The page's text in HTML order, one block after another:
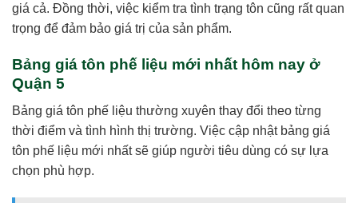
giá cả. Đồng thời, việc kiểm tra tình trạng tôn cũng rất quan
trọng để đảm bảo giá trị của sản phẩm.
Bảng giá tôn phế liệu mới nhất hôm nay ở
Quận 5
Bảng giá tôn phế liệu thường xuyên thay đổi theo từng
thời điểm và tình hình thị trường. Việc cập nhật bảng giá
tôn phế liệu mới nhất sẽ giúp người tiêu dùng có sự lựa
chọn phù hợp.